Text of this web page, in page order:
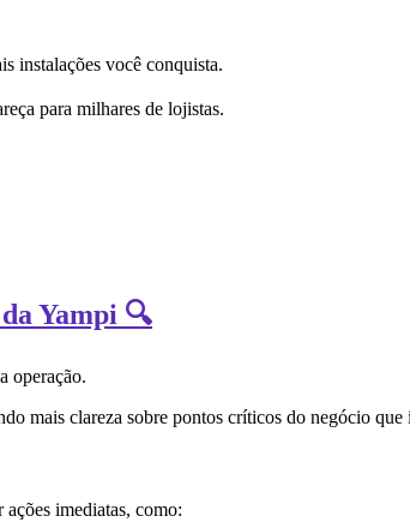
instalações você conquista.
para milhares de lojistas.
Yampi 🔍
operação.
mais clareza sobre pontos críticos do negócio que
imediatas, como: